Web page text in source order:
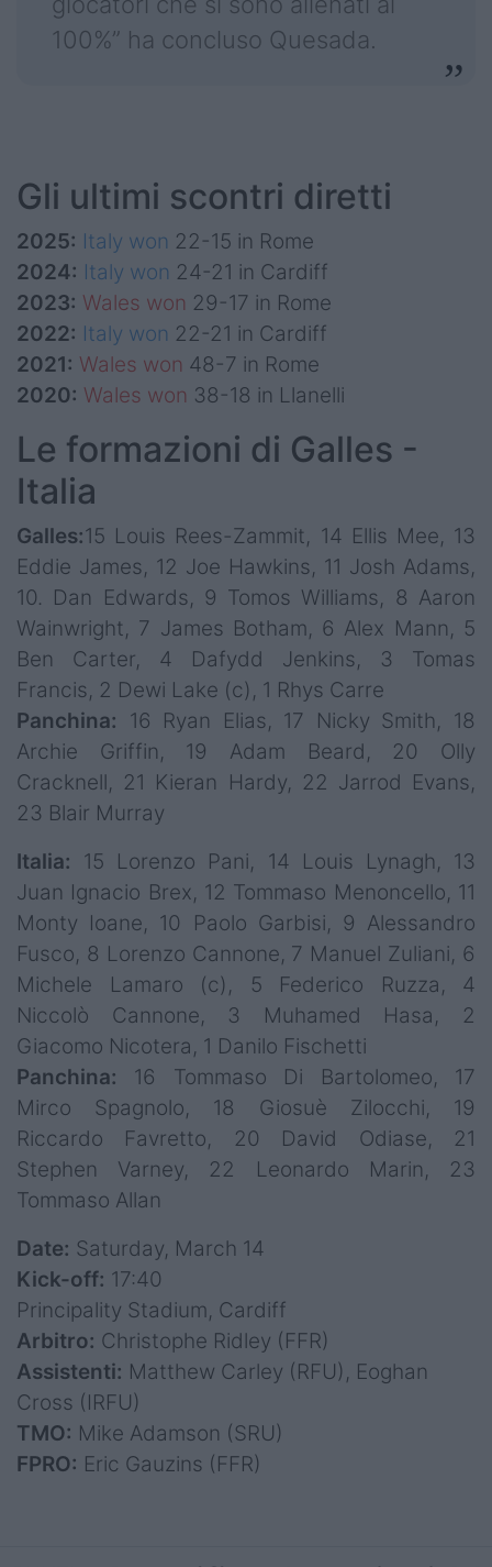
100%” ha concluso Quesada.
Gli ultimi scontri diretti
2025: Italy won 22-15 in Rome
2024: Italy won 24-21 in Cardiff
2023: Wales won 29-17 in Rome
2022: Italy won 22-21 in Cardiff
2021: Wales won 48-7 in Rome
2020: Wales won 38-18 in Llanelli
Le formazioni di Galles -
Italia
Galles:15 Louis Rees-Zammit, 14 Ellis Mee, 13
Eddie James, 12 Joe Hawkins, 11 Josh Adams,
10. Dan Edwards, 9 Tomos Williams, 8 Aaron
Wainwright, 7 James Botham, 6 Alex Mann, 5
Ben Carter, 4 Dafydd Jenkins, 3 Tomas
Francis, 2 Dewi Lake (c), 1 Rhys Carre
Panchina: 16 Ryan Elias, 17 Nicky Smith, 18
Archie Griffin, 19 Adam Beard, 20 Olly
Cracknell, 21 Kieran Hardy, 22 Jarrod Evans,
23 Blair Murray
Italia: 15 Lorenzo Pani, 14 Louis Lynagh, 13
Juan Ignacio Brex, 12 Tommaso Menoncello, 11
Monty Ioane, 10 Paolo Garbisi, 9 Alessandro
Fusco, 8 Lorenzo Cannone, 7 Manuel Zuliani, 6
Michele Lamaro (c), 5 Federico Ruzza, 4
Niccolò Cannone, 3 Muhamed Hasa, 2
Giacomo Nicotera, 1 Danilo Fischetti
Panchina: 16 Tommaso Di Bartolomeo, 17
Mirco Spagnolo, 18 Giosuè Zilocchi, 19
Riccardo Favretto, 20 David Odiase, 21
Stephen Varney, 22 Leonardo Marin, 23
Tommaso Allan
Date: Saturday, March 14
Kick-off: 17:40
Principality Stadium, Cardiff
Arbitro: Christophe Ridley (FFR)
Assistenti: Matthew Carley (RFU), Eoghan
Cross (IRFU)
TMO: Mike Adamson (SRU)
FPRO: Eric Gauzins (FFR)